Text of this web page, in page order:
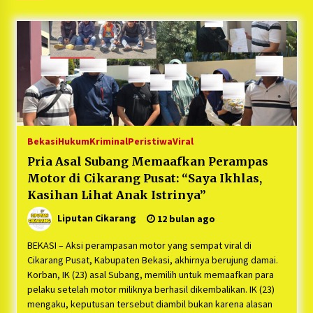
5 bulan ago
PNM Hadir dalam Setiap Langkah Dikha, Penari
Aura Farming yang Viral Ternyata Anak
Nasabah PNM Mekaar
1 tahun ago
Duh Kacau Banget, Karena Kecewa Tak Dapat
Fasilitas yang Sesuai, Para Peserta Retret
Sebelum Waktunya
1 tahun ago
Kartini Penggerak Lingkungan dari Sampah
Bukit Berlian
1 tahun ago
PNM Berangkatkan Ratusan Peserta : Mudik
Aman Sampai Tujuan BUMN 2025
1 tahun ago
Ketua Umum Jurpala KOSMI Indonesia Gilang
BekasiHukumKriminalPeristiwaViral
Pria Asal Subang Memaafkan Perampas
Motor di Cikarang Pusat: “Saya Ikhlas,
Kasihan Lihat Anak Istrinya”
Liputan Cikarang 12 bulan ago
BEKASI – Aksi perampasan motor yang sempat viral di
Cikarang Pusat, Kabupaten Bekasi, akhirnya berujung damai.
Korban, IK (23) asal Subang, memilih untuk memaafkan para
pelaku setelah motor miliknya berhasil dikembalikan. IK (23)
mengaku, keputusan tersebut diambil bukan karena alasan